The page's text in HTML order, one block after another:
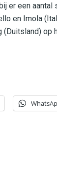
er een aantal
en Imola
(Duitsland) op